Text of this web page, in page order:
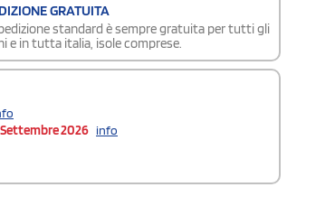
GRATUITA
standard è sempre gratuita per tutti gli
e in tutta italia, isole comprese.
2026 info